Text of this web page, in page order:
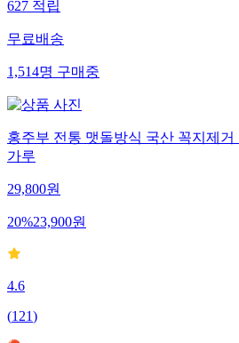
627적립
무료배송
1,514명구매중
홍주부 전통 맷돌방식 국산 꼭지제거
가루
29,800원
20%23,900원
4.6
(121)